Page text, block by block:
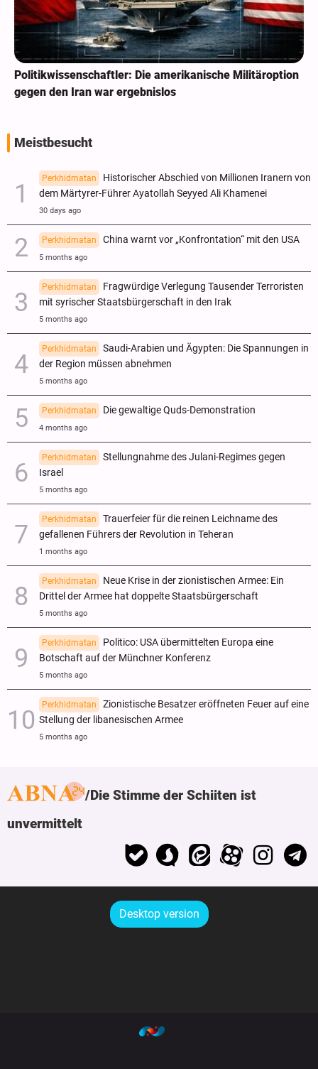
Politikwissenschaftler: Die amerikanische Militäroption
gegen den Iran war ergebnislos
Meistbesucht
Perkhidmatan
Historischer Abschied von Millionen Iranern von
dem Märtyrer-Führer Ayatollah Seyyed Ali Khamenei
30 days ago
Perkhidmatan China warnt vor „Konfrontation“ mit den USA
5 months ago
Perkhidmatan
Fragwürdige Verlegung Tausender Terroristen
mit syrischer Staatsbürgerschaft in den Irak
5 months ago
Perkhidmatan
Saudi-Arabien und Ägypten: Die Spannungen in
der Region müssen abnehmen
5 months ago
Perkhidmatan Die gewaltige Quds-Demonstration
4 months ago
Perkhidmatan
Stellungnahme des Julani-Regimes gegen
Israel
5 months ago
Perkhidmatan
Trauerfeier für die reinen Leichname des
gefallenen Führers der Revolution in Teheran
1 months ago
Perkhidmatan
Neue Krise in der zionistischen Armee: Ein
Drittel der Armee hat doppelte Staatsbürgerschaft
5 months ago
Perkhidmatan
Politico: USA übermittelten Europa eine
Botschaft auf der Münchner Konferenz
5 months ago
Perkhidmatan
Zionistische Besatzer eröffneten Feuer auf eine
Stellung der libanesischen Armee
5 months ago
Die Stimme der Schiiten ist
unvermittelt
Desktop version